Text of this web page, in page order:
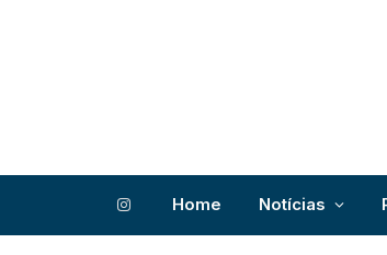
InstagramHome Notícias